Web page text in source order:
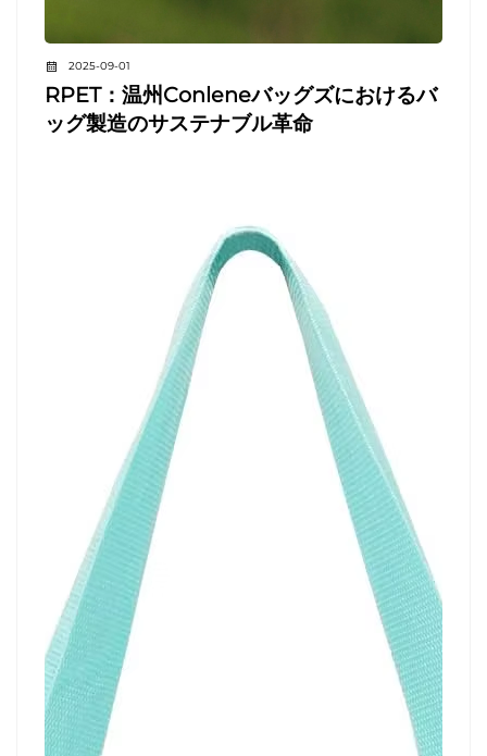
2025-09-01
RPET：温州Conleneバッグズにおけるバ
ッグ製造のサステナブル革命